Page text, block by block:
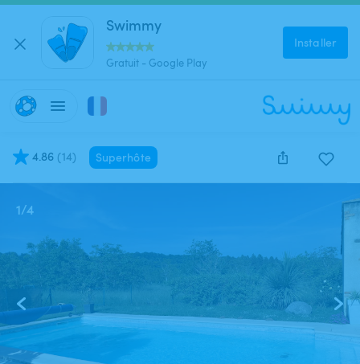
Swimmy
Gratuit - Google Play
Installer
4.86 (14) Superhôte
1/4